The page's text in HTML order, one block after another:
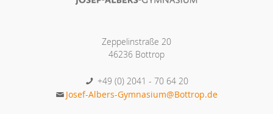
Zeppelinstraße 20
46236 Bottrop
+49 (0) 2041 - 70 64 20
Josef-Albers-Gymnasium@Bottrop.de